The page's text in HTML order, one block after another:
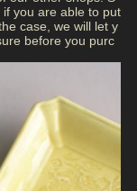
you are able to put
case, we will let y
before you purc